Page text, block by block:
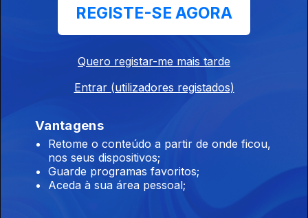
Ep. 9
REGISTE-SE AGORA
Quero registar-me mais tarde
Entrar (utilizadores registados)
Vantagens
Retome o conteúdo a partir de onde ficou,
nos seus dispositivos;
Guarde programas favoritos;
Aceda à sua área pessoal;